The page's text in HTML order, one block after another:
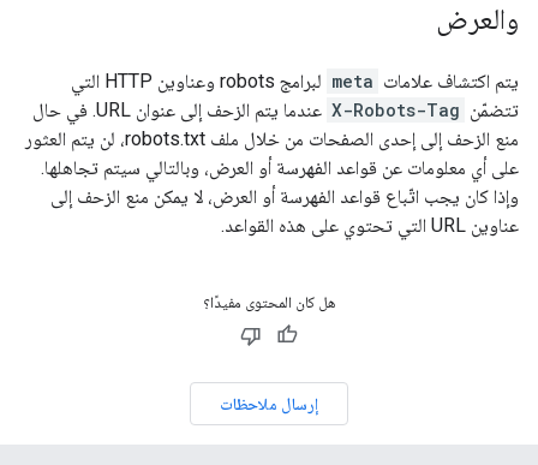
والعرض
يتم اكتشاف علامات meta لبرامج robots
وعناوين HTTP التي
تتضمّن X-Robots-Tag
عندما يتم الزحف إلى عنوان URL. في حال
منع الزحف إلى إحدى الصفحات من خلال ملف robots.txt، لن يتم العثور
على أي معلومات عن قواعد الفهرسة أو العرض، وبالتالي سيتم تجاهلها.
وإذا كان يجب اتّباع قواعد الفهرسة أو العرض، لا يمكن منع الزحف إلى
عناوين URL التي تحتوي على هذه القواعد.
هل كان المحتوى مفيدًا؟
إرسال ملاحظات